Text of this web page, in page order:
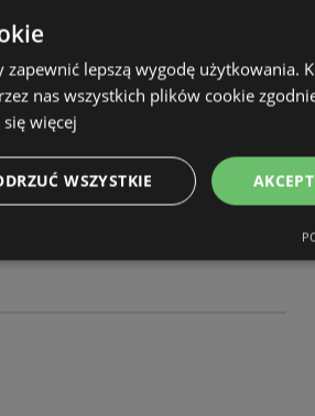
lepszą wygodę użytkowania.
nas wszystkich plików cookie
więcej
WSZYSTKIE